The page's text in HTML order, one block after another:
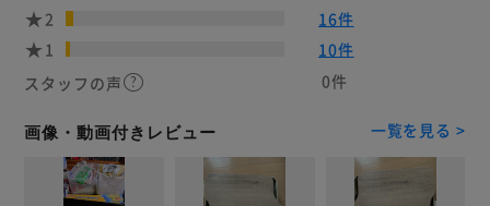
2
16件
1
10件
スタッフの声
0件
画像・動画付きレビュー 一覧を見る >